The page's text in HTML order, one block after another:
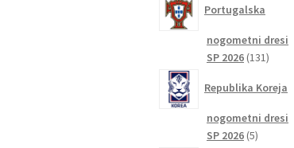
Portugalska
nogometni dresi
SP 2026 131131
Republika Koreja
nogometni dresi
SP 2026 55